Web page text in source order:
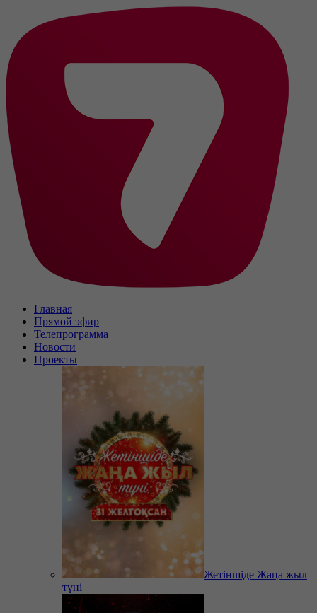
Главная
Прямой эфир
Телепрограмма
Новости
Проекты
Жетіншіде Жаңа жыл
түні